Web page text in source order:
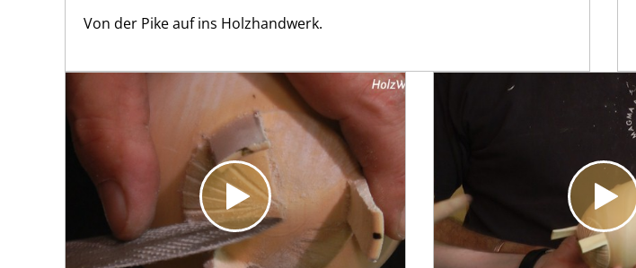
Von der Pike auf ins Holzhandwerk.